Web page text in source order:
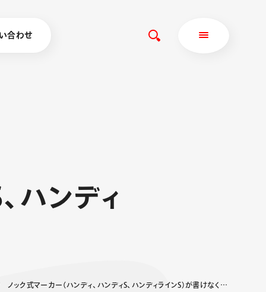
合わせ
、 ハンディ
ノック式マーカー（ハンディ、ハンディS、ハンディラインS）が書けなくなった